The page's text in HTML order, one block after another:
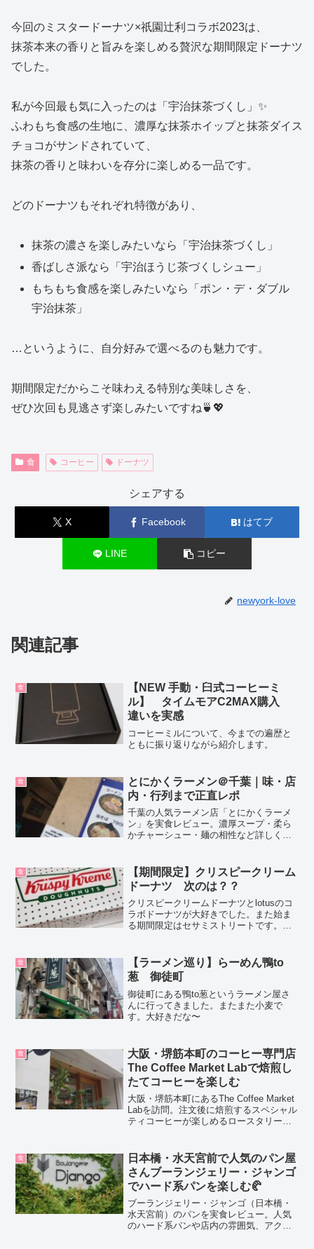
今回のミスタードーナツ×祇園辻利コラボ2023は、
抹茶本来の香りと旨みを楽しめる贅沢な期間限定ドーナツ
でした。
私が今回最も気に入ったのは「宇治抹茶づくし」✨
ふわもち食感の生地に、濃厚な抹茶ホイップと抹茶ダイス
チョコがサンドされていて、
抹茶の香りと味わいを存分に楽しめる一品です。
どのドーナツもそれぞれ特徴があり、
抹茶の濃さを楽しみたいなら「宇治抹茶づくし」
香ばしさ派なら「宇治ほうじ茶づくしシュー」
もちもち食感を楽しみたいなら「ポン・デ・ダブル
宇治抹茶」
…というように、自分好みで選べるのも魅力です。
期間限定だからこそ味わえる特別な美味しさを、
ぜひ次回も見逃さず楽しみたいですね🍵💖
食 コーヒー ドーナツ
シェアする
X Facebook はてブ
LINE コピー
newyork-love
関連記事
食
【NEW 手動・臼式コーヒーミ
ル】 タイムモアC2MAX購入
違いを実感
コーヒーミルについて、今までの遍歴と
ともに振り返りながら紹介します。
食
とにかくラーメン＠千葉｜味・店
内・行列まで正直レポ
千葉の人気ラーメン店「とにかくラーメ
ン」を実食レビュー。濃厚スープ・柔ら
かチャーシュー・麺の相性など詳しく紹
食
【期間限定】クリスピークリーム
ドーナツ 次のは？？
クリスピークリームドーナツとlotusのコ
ラボドーナツが大好きでした。また始ま
る期間限定はセサミストリートです。こ
食
【ラーメン巡り】らーめん鴨to
葱 御徒町
御徒町にある鴨to葱というラーメン屋さ
んに行ってきました。またまた小麦で
す。大好きだな〜
食
大阪・堺筋本町のコーヒー専門店
The Coffee Market Labで焙煎し
たてコーヒーを楽しむ
大阪・堺筋本町にあるThe Coffee Market
Labを訪問。注文後に焙煎するスペシャル
ティコーヒーが楽しめるロースタリーカ
食
日本橋・水天宮前で人気のパン屋
さんブーランジェリー・ジャンゴ
でハード系パンを楽しむ🥐
ブーランジェリー・ジャンゴ（日本橋・
水天宮前）のパンを実食レビュー。人気
のハード系パンや店内の雰囲気、アクセ